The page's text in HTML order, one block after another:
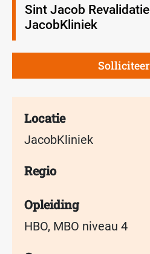
Sint Jacob
JacobKliniek
Locatie
JacobKliniek
Regio
Opleiding
HBO, MBO niveau 4